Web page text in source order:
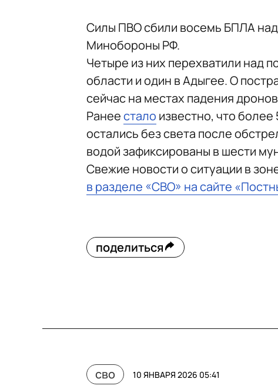
Силы ПВО сбили восемь БПЛА над
Минобороны РФ.
Четыре из них перехватили над
области и один в Адыгее. О
сейчас на местах падения
Ранеестало известно, что
остались без света после
водой зафиксированы в шести
Свежие новости о ситуации в
в разделе «СВО» на сайте
поделиться
сво 10 ЯНВАРЯ 2026 05:41